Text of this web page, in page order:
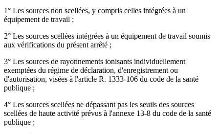
1° Les sources non scellées, y compris celles intégrées à un
équipement de travail ;
2° Les sources scellées intégrées à un équipement de travail soumis
aux vérifications du présent arrêté ;
3° Les sources de rayonnements ionisants individuellement
exemptées du régime de déclaration, d'enregistrement ou
d'autorisation, visées à l'article R. 1333-106 du code de la santé
publique ;
4° Les sources scellées ne dépassant pas les seuils des sources
scellées de haute activité prévus à l'annexe 13-8 du code de la santé
publique ;